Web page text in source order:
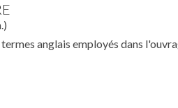
anglais employés dans